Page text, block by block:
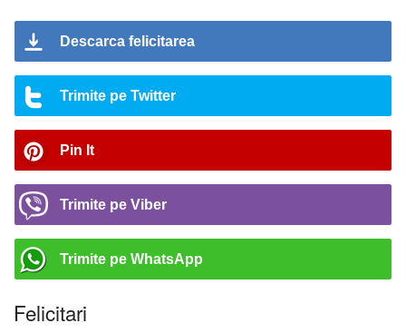
Descarca felicitarea
Trimite pe Twitter
Pin It
Trimite pe Viber
Trimite pe WhatsApp
Felicitari